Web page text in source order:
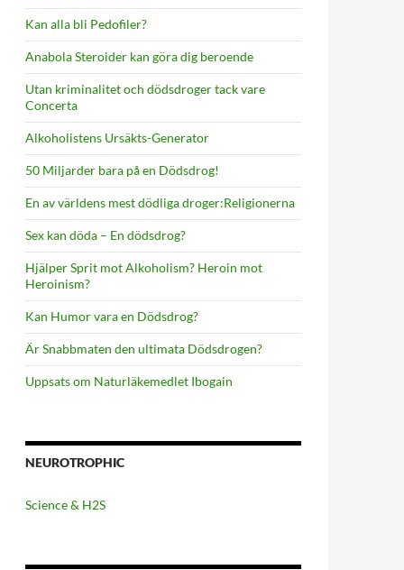
Kan alla bli Pedofiler?
Anabola Steroider kan göra dig beroende
Utan kriminalitet och dödsdroger tack vare
Concerta
Alkoholistens Ursäkts-Generator
50 Miljarder bara på en Dödsdrog!
En av världens mest dödliga droger:Religionerna
Sex kan döda – En dödsdrog?
Hjälper Sprit mot Alkoholism? Heroin mot
Heroinism?
Kan Humor vara en Dödsdrog?
Är Snabbmaten den ultimata Dödsdrogen?
Uppsats om Naturläkemedlet Ibogain
NEUROTROPHIC
Science & H2S